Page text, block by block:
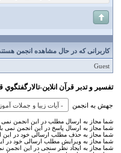
کاربرانی که در حال مشاهده انجمن
Guest
تفسير و‌ تدبر قرآن انلاين-تالارگفتگوي
جهش به انجمن
شما مجاز به ارسال مطلب در این انجمن نمی
شما مجاز به ارسال پاسخ در این انجمن نمی
شما مجاز به حذف مطلب ارسالی خود در این
شما مجاز به ویرایش مطلب ارسالی خود در
شما مجاز به ایجاد نظر سنجی در این انجمن